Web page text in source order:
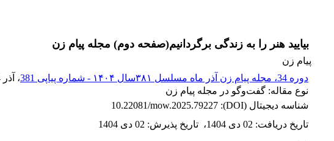
بیایید هنر را به زندگی برگردانیم(صفحه دوم) مجله پیام زن
پیام زن
دوره 34، مجله پیام زن آذر ماه مسلسل ۳۸۱سال ۱۴۰۴ - شماره پیاپی 381
، آذر 1404
نوع مقاله: گفت‌وگو در مجله پیام زن
شناسه دیجیتال (DOI):
10.22081/mow.2025.79227
تاریخ دریافت: 02 دی 1404 ، تاریخ پذیرش: 02 دی 1404